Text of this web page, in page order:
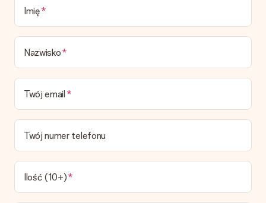
Czas dostawy, opcje dostawy oraz koszty
dostawy
stronie produktu pokazujemy najbardziej prawdopodobną
datę doręczenia w momencie składania zamówienia.
Jaki jest czas dostawy i kiedy otrzymam mój prezent?
Przewidywany czas dostawy można znaleźć na stronie
produktu.
Jakie opcje dostawy mogę wybrać?
W koszyku zamówień mamy kilka opcji dostawy. Termin
pokazany na stronie produktu odnosi się do najtańszej i
najwolniejszej formy wysyłki.
Imię
Nazwisko
Twój email
Twój numer telefonu
Ilość (10+)